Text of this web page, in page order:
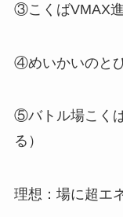
③こくばVMAX
④めいかいのと
⑤バトル場こく
る）
理想：場に超エ